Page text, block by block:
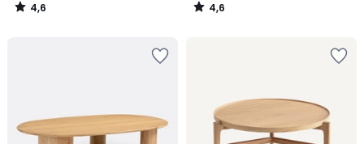
4,6
/
4,6
/